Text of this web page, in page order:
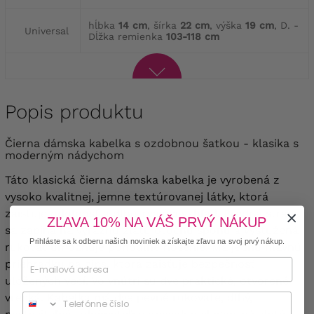
Universal hĺbka 14 cm, šírka 22 cm, výška 19 cm, D. -
Dĺžka remienka 103-118 cm
Popis produktu
Čierna dámska kabelka s ozdobnou šatkou - klasika s
moderným nádychom
Táto klasická čierna dámska kabelka je vyrobená z
vysoko kvalitnej, jemne textúrovanej látky, ktorá
zaisťuje odolnosť a dlhotrvajúci vzhľad.
Predná strana
sa zapína na výraznú zlatú otočnú sponu a vystužená
rukoväť umožňuje pohodlné nosenie.Má jednu hlavnú
priehradku na zips, ktorá zaisťuje bezpečnosť
uložených vecí. Vo vnútri sú dve praktické, otvorené
vrecká. Kabelka má dve pevné rukoväte, dlhý,
ZĽAVA 10% NA VÁŠ PRVÝ NÁKUP
Prihláste sa k odberu našich noviniek a získajte zľavu na svoj prvý nákup.